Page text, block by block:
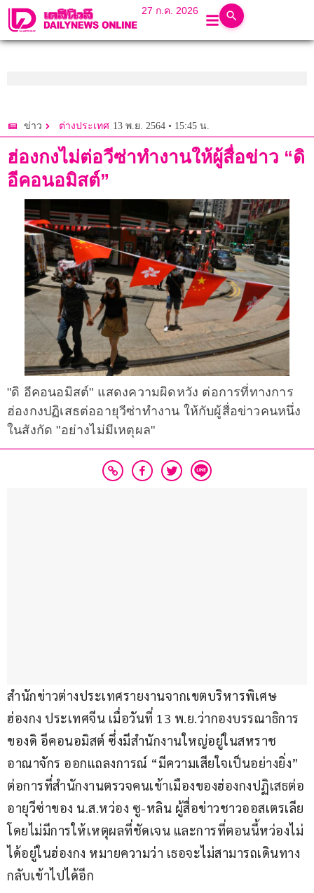
27 ก.ค. 2026
ข่าว ต่างประเทศ 13 พ.ย. 2564 • 15:45 น.
ฮ่องกงไม่ต่อวีซ่าทำงานให้ผู้สื่อข่าว “ดิ
อีคอนอมิสต์”
"ดิ อีคอนอมิสต์" แสดงความผิดหวัง ต่อการที่ทางการ
ฮ่องกงปฏิเสธต่ออายุวีซ่าทำงาน ให้กับผู้สื่อข่าวคนหนึ่ง
ในสังกัด "อย่างไม่มีเหตุผล"
สำนักข่าวต่างประเทศรายงานจากเขตบริหารพิเศษ
ฮ่องกง ประเทศจีน เมื่อวันที่ 13 พ.ย.ว่ากองบรรณาธิการ
ของดิ อีคอนอมิสต์ ซึ่งมีสำนักงานใหญ่อยู่ในสหราช
อาณาจักร ออกแถลงการณ์ “มีความเสียใจเป็นอย่างยิ่ง”
ต่อการที่สำนักงานตรวจคนเข้าเมืองของฮ่องกงปฏิเสธต่อ
อายุวีซ่าของ น.ส.หว่อง ซู-หลิน ผู้สื่อข่าวชาวออสเตรเลีย
โดยไม่มีการให้เหตุผลที่ชัดเจน และการที่ตอนนี้หว่องไม่
ได้อยู่ในฮ่องกง หมายความว่า เธอจะไม่สามารถเดินทาง
กลับเข้าไปได้อีก